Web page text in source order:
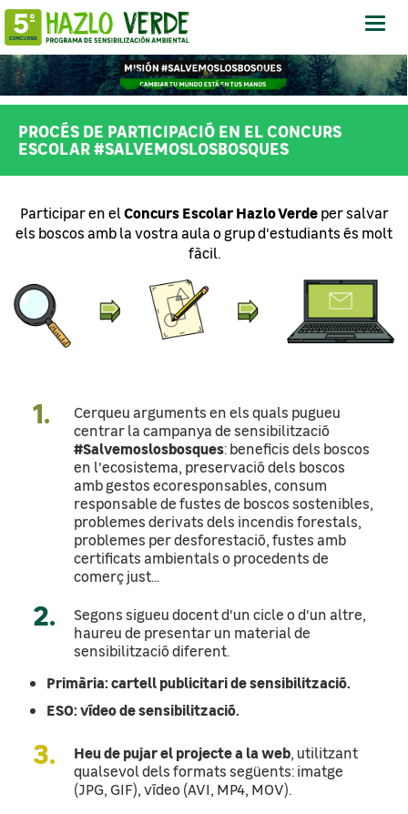
Abrir
Menú
PROCÉS DE PARTICIPACIÓ EN EL CONCURS
ESCOLAR #SALVEMOSLOSBOSQUES
Participar en elConcurs Escolar Hazlo Verdeper salvar
els boscos amb la vostra aula o grup d'estudiants és molt
fàcil.
1.
Cerqueu arguments en els quals pugueu
centrar la campanya de sensibilització
#Salvemoslosbosques: beneficis dels boscos
en l'ecosistema, preservació dels boscos
amb gestos ecoresponsables, consum
responsable de fustes de boscos sostenibles,
problemes derivats dels incendis forestals,
problemes per desforestació, fustes amb
certificats ambientals o procedents de
comerç just…
2.
Segons sigueu docent d'un cicle o d'un altre,
haureu de presentar un material de
sensibilització diferent.
Primària: cartell publicitari de sensibilització.
ESO: vídeo de sensibilització.
3. Heu de pujar el projecte a la web, utilitzant
qualsevol dels formats següents: imatge
(JPG, GIF), vídeo (AVI, MP4, MOV).